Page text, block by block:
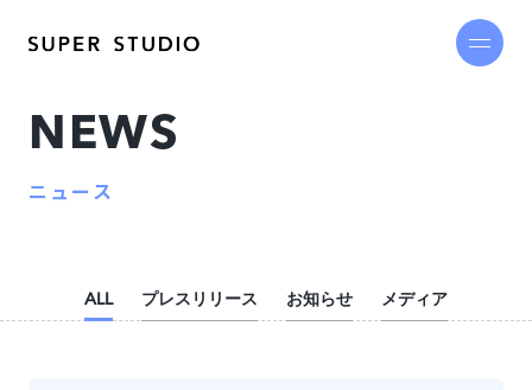
N EWS
ニ ュ ー ス
ALL プレスリリース お知らせ メディア